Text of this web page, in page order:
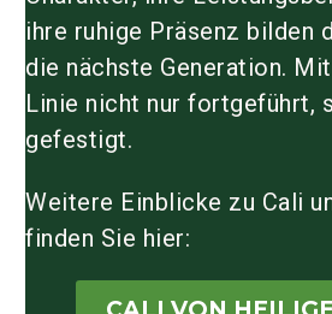
ihre ruhige Präsenz bilden
die nächste Generation.
Linie nicht nur fortgeführt,
gefestigt.
Weitere Einblicke zu Cali
finden Sie hier: